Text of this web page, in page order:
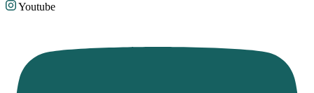
Youtube